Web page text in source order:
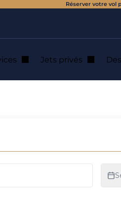
Réserver votre vol
Jets privés